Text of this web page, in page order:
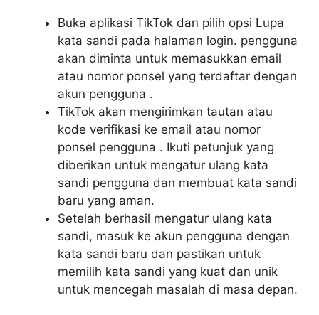
Buka aplikasi TikTok dan pilih opsi Lupa
kata sandi pada halaman login. pengguna
akan diminta untuk memasukkan email
atau nomor ponsel yang terdaftar dengan
akun pengguna .
TikTok akan mengirimkan tautan atau
kode verifikasi ke email atau nomor
ponsel pengguna . Ikuti petunjuk yang
diberikan untuk mengatur ulang kata
sandi pengguna dan membuat kata sandi
baru yang aman.
Setelah berhasil mengatur ulang kata
sandi, masuk ke akun pengguna dengan
kata sandi baru dan pastikan untuk
memilih kata sandi yang kuat dan unik
untuk mencegah masalah di masa depan.